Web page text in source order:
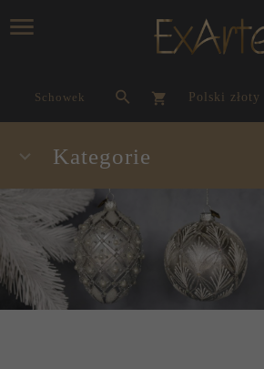
Schowek polski złoty
Kategorie